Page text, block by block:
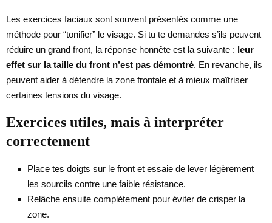
Les exercices faciaux sont souvent présentés comme une
méthode pour “tonifier” le visage. Si tu te demandes s’ils peuvent
réduire un grand front, la réponse honnête est la suivante : leur
effet sur la taille du front n’est pas démontré. En revanche, ils
peuvent aider à détendre la zone frontale et à mieux maîtriser
certaines tensions du visage.
Exercices utiles, mais à interpréter
correctement
Place tes doigts sur le front et essaie de lever légèrement
les sourcils contre une faible résistance.
Relâche ensuite complètement pour éviter de crisper la
zone.